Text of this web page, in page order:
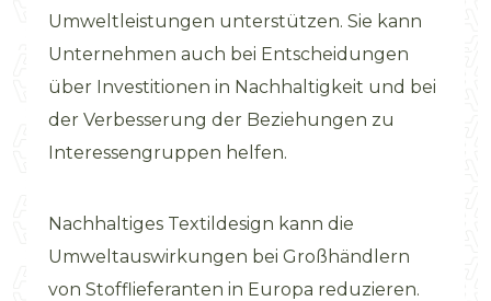
Umweltleistungen unterstützen. Sie kann
Unternehmen auch bei Entscheidungen
über Investitionen in Nachhaltigkeit und bei
der Verbesserung der Beziehungen zu
Interessengruppen helfen.
Nachhaltiges Textildesign kann die
Umweltauswirkungen bei Großhändlern
von Stofflieferanten in Europa reduzieren.